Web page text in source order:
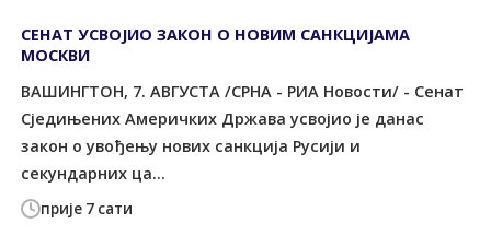
прије 7 сати
СЕНАТ УСВОЈИО ЗАКОН О НОВИМ САНКЦИЈАМА
МОСКВИ
ВАШИНГТОН, 7. АВГУСТА /СРНА - РИА Новости/ - Сенат
Сједињених Америчких Држава усвојио је данас
закон о увођењу нових санкција Русији и
секундарних ца...